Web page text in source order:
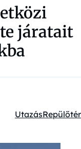
járatait
Kategóriák:
UtazásRepülőtér